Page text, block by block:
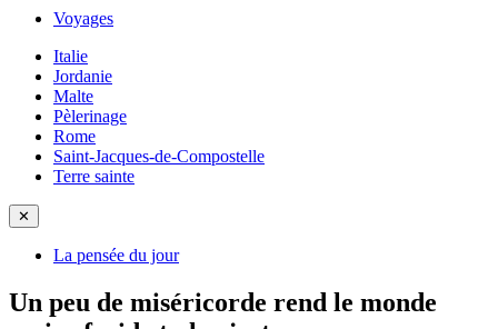
Voyages
Italie
Jordanie
Malte
Pèlerinage
Rome
Saint-Jacques-de-Compostelle
Terre sainte
✕
La pensée du jour
Un peu de miséricorde rend le monde